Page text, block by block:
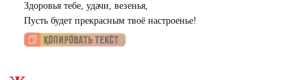
Здоровья тебе, удачи, везенья,
Пусть будет прекрасным твоё настроенье!